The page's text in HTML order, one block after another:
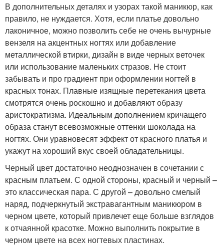
В дополнительных деталях и узорах такой маникюр, как
правило, не нуждается. Хотя, если платье довольно
лаконичное, можно позволить себе не очень вычурные
вензеля на акцентных ногтях или добавление
металлической втирки, дизайн в виде черных веточек
или использование маленьких стразов. Не стоит
забывать и про градиент при оформлении ногтей в
красных тонах. Плавные изящные перетекания цвета
смотрятся очень роскошно и добавляют образу
аристократизма. Идеальным дополнением кричащего
образа станут всевозможные оттенки шоколада на
ногтях. Они уравновесят эффект от красного платья и
укажут на хороший вкус своей обладательницы.
Черный цвет достаточно неоднозначен в сочетании с
красным платьем. С одной стороны, красный и черный –
это классическая пара. С другой – довольно смелый
наряд, подчеркнутый экстравагантным маникюром в
черном цвете, который привлечет еще больше взглядов
к отчаянной красотке. Можно выполнить покрытие в
черном цвете на всех ногтевых пластинах.